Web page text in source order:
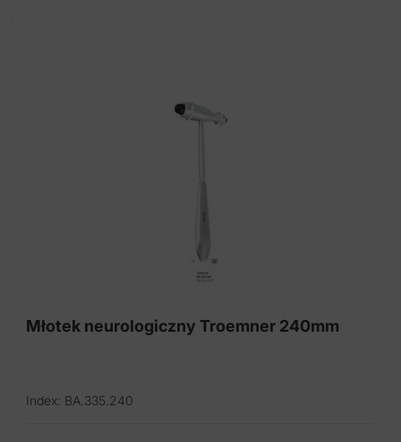
Młotek neurologiczny Troemner 240mm
Index: BA.335.240